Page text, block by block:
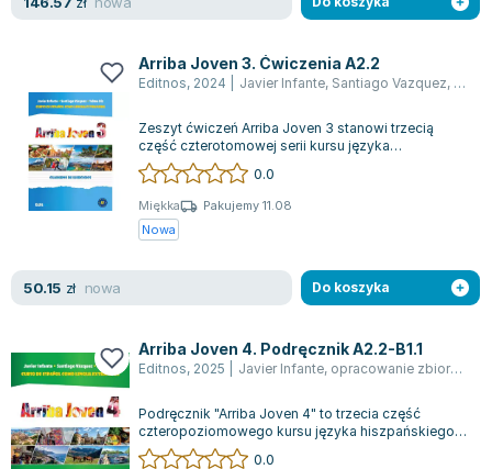
Zygmunt Freud
Michel Moran
Maciej Orłoś
Jo Nesbo
Katarzyna Miller
Antoine de Saint Exupery
Marcin Meller
Paulina Młynarska
Jarosław Sokołowski
Piotr Latocha
Michael Scott
Piotr Semka
Arriba Joven 3. Ćwiczenia A2.2
Editnos, 2024 Javier Infante, Santiago Vazquez,
Zeszyt ćwiczeń Arriba Joven 3 stanowi trzecią
część czterotomowej serii kursu języka
hiszpańskiego przeznaczonego dla osób na pozi...
0.0
Miękka
Pakujemy 11.08
Nowa
50.15 zł nowa Do koszyka
Arriba Joven 4. Podręcznik A2.2-B1.1
Editnos, 2025 Javier Infante, opracowanie zbiorowe
Podręcznik "Arriba Joven 4" to trzecia część
czteropoziomowego kursu języka hiszpańskiego,
dostosowanego do wymogów polskich szkół...
0.0